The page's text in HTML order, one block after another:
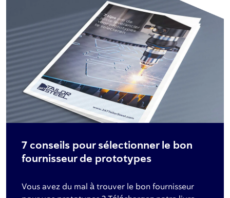
7 conseils pour sélectionner le bon
fournisseur de prototypes
Vous avez du mal à trouver le bon fournisseur